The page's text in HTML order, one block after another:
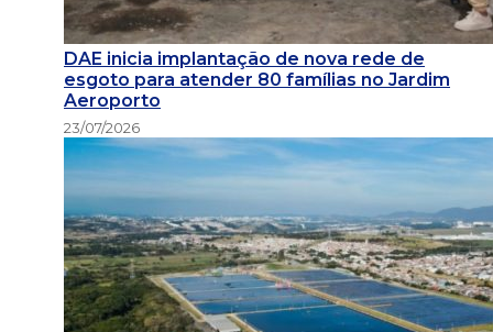
DAE inicia implantação de nova rede de
esgoto para atender 80 famílias no Jardim
Aeroporto
23/07/2026